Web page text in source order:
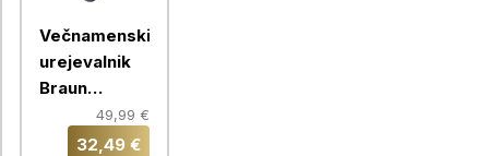
Večnamenski
urejevalnik
Braun
Multigroomer
AIO 3500
49,99 €
32,49 €